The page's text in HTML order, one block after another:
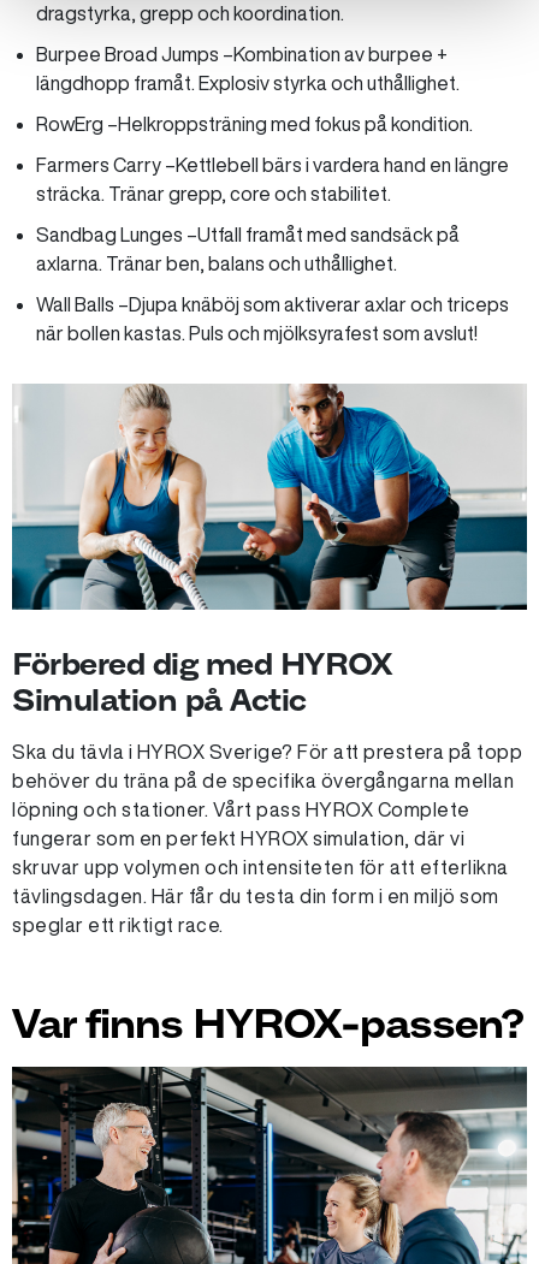
dragstyrka, grepp och koordination.
Burpee Broad Jumps –Kombination av burpee +
längdhopp framåt. Explosiv styrka och uthållighet.
RowErg –Helkroppsträning med fokus på kondition.
Farmers Carry –Kettlebell bärs i vardera hand en längre
sträcka. Tränar grepp, core och stabilitet.
Sandbag Lunges –Utfall framåt med sandsäck på
axlarna. Tränar ben, balans och uthållighet.
Wall Balls –Djupa knäböj som aktiverar axlar och triceps
när bollen kastas. Puls och mjölksyrafest som avslut!
Förbered dig med HYROX
Simulation på Actic
Ska du tävla i HYROX Sverige? För att prestera på topp
behöver du träna på de specifika övergångarna mellan
löpning och stationer. Vårt pass HYROX Complete
fungerar som en perfekt HYROX simulation, där vi
skruvar upp volymen och intensiteten för att efterlikna
tävlingsdagen. Här får du testa din form i en miljö som
speglar ett riktigt race.
Var finns HYROX-passen?